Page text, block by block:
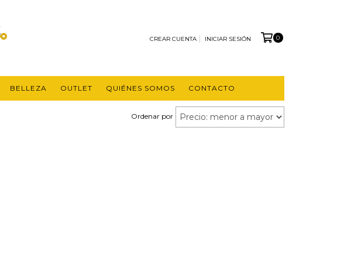
CREAR CUENTA INICIAR SESIÓN 0
BELLEZA OUTLET QUIÉNES SOMOS CONTACTO
Ordenar por